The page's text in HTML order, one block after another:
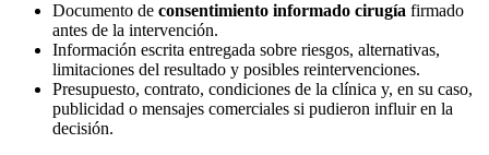
Documento de consentimiento informado cirugía firmado
antes de la intervención.
Información escrita entregada sobre riesgos, alternativas,
limitaciones del resultado y posibles reintervenciones.
Presupuesto, contrato, condiciones de la clínica y, en su caso,
publicidad o mensajes comerciales si pudieron influir en la
decisión.